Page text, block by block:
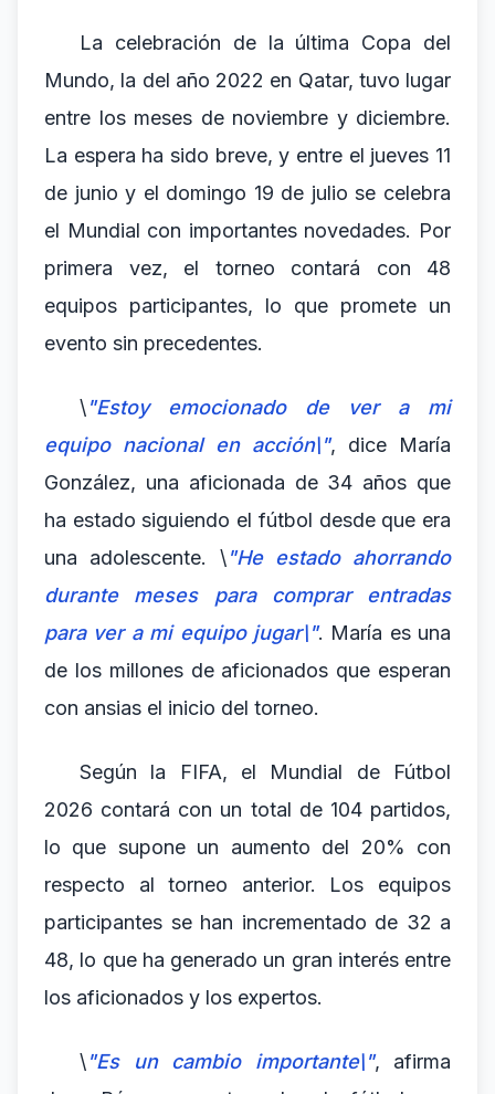
La celebración de la última Copa del
Mundo, la del año 2022 en Qatar, tuvo lugar
entre los meses de noviembre y diciembre.
La espera ha sido breve, y entre el jueves 11
de junio y el domingo 19 de julio se celebra
el Mundial con importantes novedades. Por
primera vez, el torneo contará con 48
equipos participantes, lo que promete un
evento sin precedentes.
\"Estoy emocionado de ver a mi
equipo nacional en acción\", dice María
González, una aficionada de 34 años que
ha estado siguiendo el fútbol desde que era
una adolescente. \"He estado ahorrando
durante meses para comprar entradas
para ver a mi equipo jugar\". María es una
de los millones de aficionados que esperan
con ansias el inicio del torneo.
Según la FIFA, el Mundial de Fútbol
2026 contará con un total de 104 partidos,
lo que supone un aumento del 20% con
respecto al torneo anterior. Los equipos
participantes se han incrementado de 32 a
48, lo que ha generado un gran interés entre
los aficionados y los expertos.
\"Es un cambio importante\", afirma